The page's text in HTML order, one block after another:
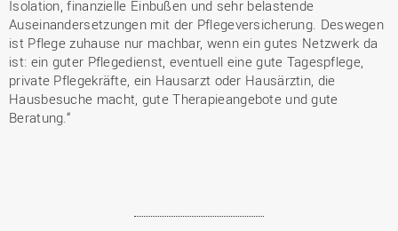
Isolation, finanzielle Einbußen und sehr belastende
Auseinandersetzungen mit der Pflegeversicherung. Deswegen
ist Pflege zuhause nur machbar, wenn ein gutes Netzwerk da
ist: ein guter Pflegedienst, eventuell eine gute Tagespflege,
private Pflegekräfte, ein Hausarzt oder Hausärztin, die
Hausbesuche macht, gute Therapieangebote und gute
Beratung.“